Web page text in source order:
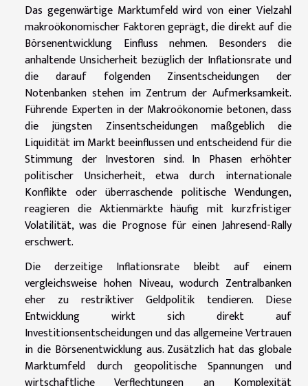
Das gegenwärtige Marktumfeld wird von einer Vielzahl
makroökonomischer Faktoren geprägt, die direkt auf die
Börsenentwicklung Einfluss nehmen. Besonders die
anhaltende Unsicherheit bezüglich der Inflationsrate und
die darauf folgenden Zinsentscheidungen der
Notenbanken stehen im Zentrum der Aufmerksamkeit.
Führende Experten in der Makroökonomie betonen, dass
die jüngsten Zinsentscheidungen maßgeblich die
Liquidität im Markt beeinflussen und entscheidend für die
Stimmung der Investoren sind. In Phasen erhöhter
politischer Unsicherheit, etwa durch internationale
Konflikte oder überraschende politische Wendungen,
reagieren die Aktienmärkte häufig mit kurzfristiger
Volatilität, was die Prognose für einen Jahresend-Rally
erschwert.
Die derzeitige Inflationsrate bleibt auf einem
vergleichsweise hohen Niveau, wodurch Zentralbanken
eher zu restriktiver Geldpolitik tendieren. Diese
Entwicklung wirkt sich direkt auf
Investitionsentscheidungen und das allgemeine Vertrauen
in die Börsenentwicklung aus. Zusätzlich hat das globale
Marktumfeld durch geopolitische Spannungen und